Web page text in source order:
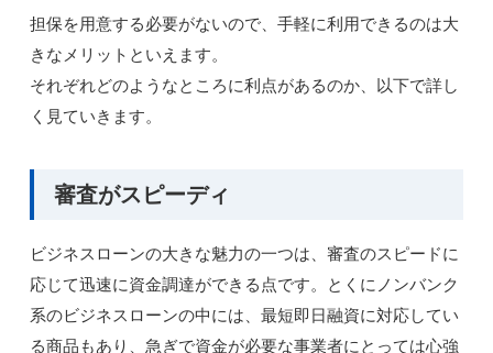
担保を用意する必要がないので、手軽に利用できるのは大
きなメリットといえます。
それぞれどのようなところに利点があるのか、以下で詳し
く見ていきます。
審査がスピーディ
ビジネスローンの大きな魅力の一つは、審査のスピードに
応じて迅速に資金調達ができる点です。とくにノンバンク
系のビジネスローンの中には、最短即日融資に対応してい
る商品もあり、急ぎで資金が必要な事業者にとっては心強